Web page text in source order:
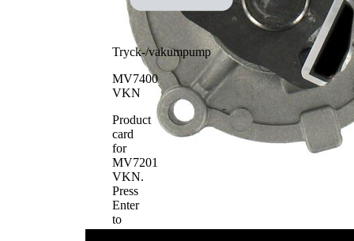
Tryck-/vakumpump
MV7400
VKN
Product
card
for
MV7201
VKN.
Press
Enter
to
view